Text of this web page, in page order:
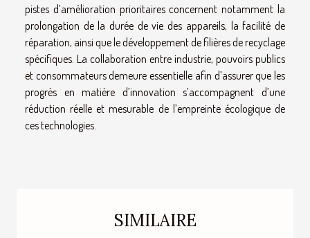
pistes d’amélioration prioritaires concernent notamment la
prolongation de la durée de vie des appareils, la facilité de
réparation, ainsi que le développement de filières de recyclage
spécifiques. La collaboration entre industrie, pouvoirs publics
et consommateurs demeure essentielle afin d’assurer que les
progrès en matière d’innovation s’accompagnent d’une
réduction réelle et mesurable de l’empreinte écologique de
ces technologies.
SIMILAIRE